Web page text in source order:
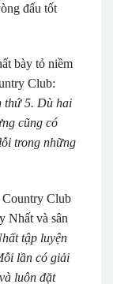
đấu tốt
bày tỏ niềm
Club:
thứ 5. Dù hai
cũng có
trong những
Country Club
Nhất và sân
tập luyện
lần có giải
luôn đặt